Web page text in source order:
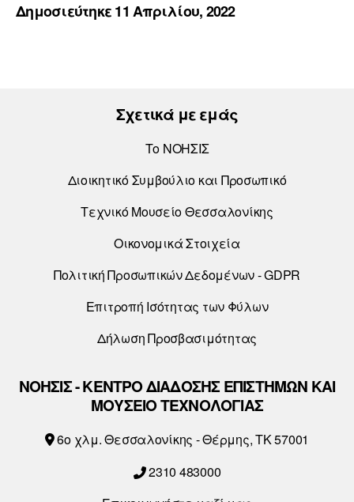
Δημοσιεύτηκε 11 Απριλίου, 2022
Σχετικά με εμάς
Το ΝΟΗΣΙΣ
Διοικητικό Συμβούλιο και Προσωπικό
Τεχνικό Μουσείο Θεσσαλονίκης
Οικονομικά Στοιχεία
Πολιτική Προσωπικών Δεδομένων - GDPR
Επιτροπή Ισότητας των Φύλων
Δήλωση Προσβασιμότητας
ΝΟΗΣΙΣ - ΚΕΝΤΡΟ ΔΙΑΔΟΣΗΣ ΕΠΙΣΤΗΜΩΝ ΚΑΙ
ΜΟΥΣΕΙΟ ΤΕΧΝΟΛΟΓΙΑΣ
6o χλμ. Θεσσαλονίκης - Θέρμης, ΤΚ 57001
2310 483000